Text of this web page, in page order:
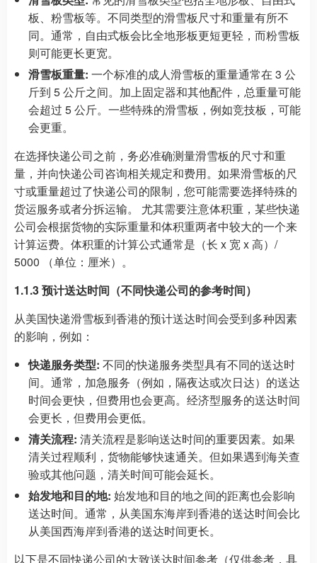
板、粉雪板等。不同类型的滑雪板尺寸和重量有所不
同。通常，自由式板会比全地形板更短更轻，而粉雪板
则可能更长更宽。
滑雪板重量: 一个标准的成人滑雪板的重量通常在 3 公
斤到 5 公斤之间。加上固定器和其他配件，总重量可能
会超过 5 公斤。一些特殊的滑雪板，例如竞技板，可能
会更重。
在选择快递公司之前，务必准确测量滑雪板的尺寸和重
量，并向快递公司咨询相关规定和费用。如果滑雪板的尺
寸或重量超过了快递公司的限制，您可能需要选择特殊的
货运服务或者分拆运输。 尤其需要注意体积重，某些快递
公司会根据货物的实际重量和体积重两者中较大的一个来
计算运费。体积重的计算公式通常是（长 x 宽 x 高）/
5000 （单位：厘米）。
1.1.3 预计送达时间（不同快递公司的参考时间）
从美国快递滑雪板到香港的预计送达时间会受到多种因素
的影响，例如：
快递服务类型: 不同的快递服务类型具有不同的送达时
间。通常，加急服务（例如，隔夜达或次日达）的送达
时间会更快，但费用也会更高。经济型服务的送达时间
会更长，但费用会更低。
清关流程: 清关流程是影响送达时间的重要因素。如果
清关过程顺利，货物能够快速通关。但如果遇到海关查
验或其他问题，清关时间可能会延长。
始发地和目的地: 始发地和目的地之间的距离也会影响
送达时间。通常，从美国东海岸到香港的送达时间会比
从美国西海岸到香港的送达时间更长。
以下是不同快递公司的大致送达时间参考（仅供参考，具